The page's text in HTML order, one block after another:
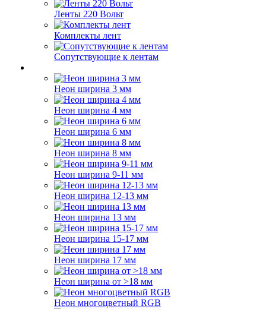
Ленты 220 Вольт
Комплекты лент
Сопутствующие к лентам
Неон ширина 3 мм
Неон ширина 4 мм
Неон ширина 6 мм
Неон ширина 8 мм
Неон ширина 9-11 мм
Неон ширина 12-13 мм
Неон ширина 13 мм
Неон ширина 15-17 мм
Неон ширина 17 мм
Неон ширина от >18 мм
Неон многоцветный RGB